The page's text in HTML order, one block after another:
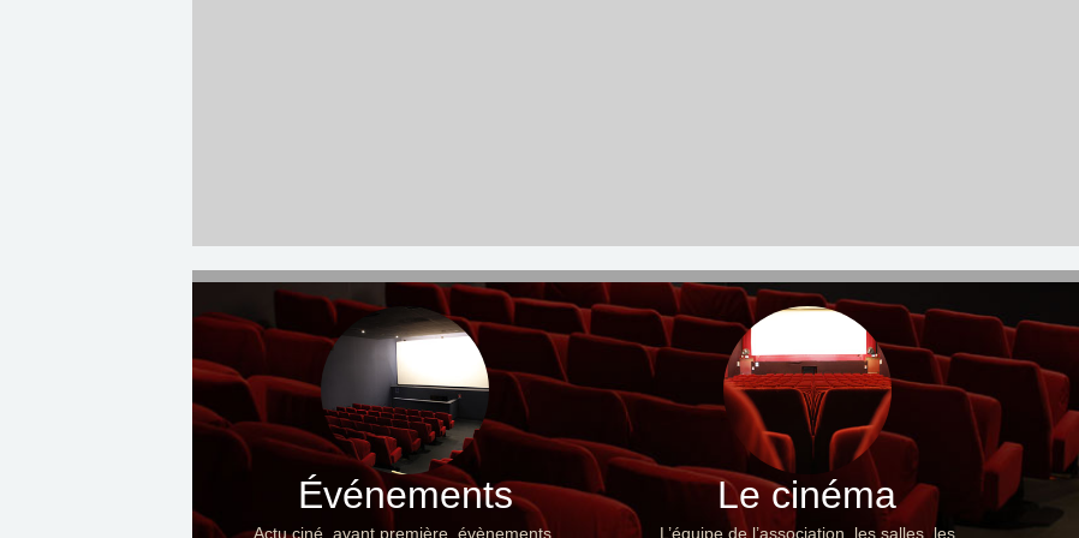
Événements
Actu ciné, avant première, évènements,
Le cinéma
L’équipe de l’association, les salles, les